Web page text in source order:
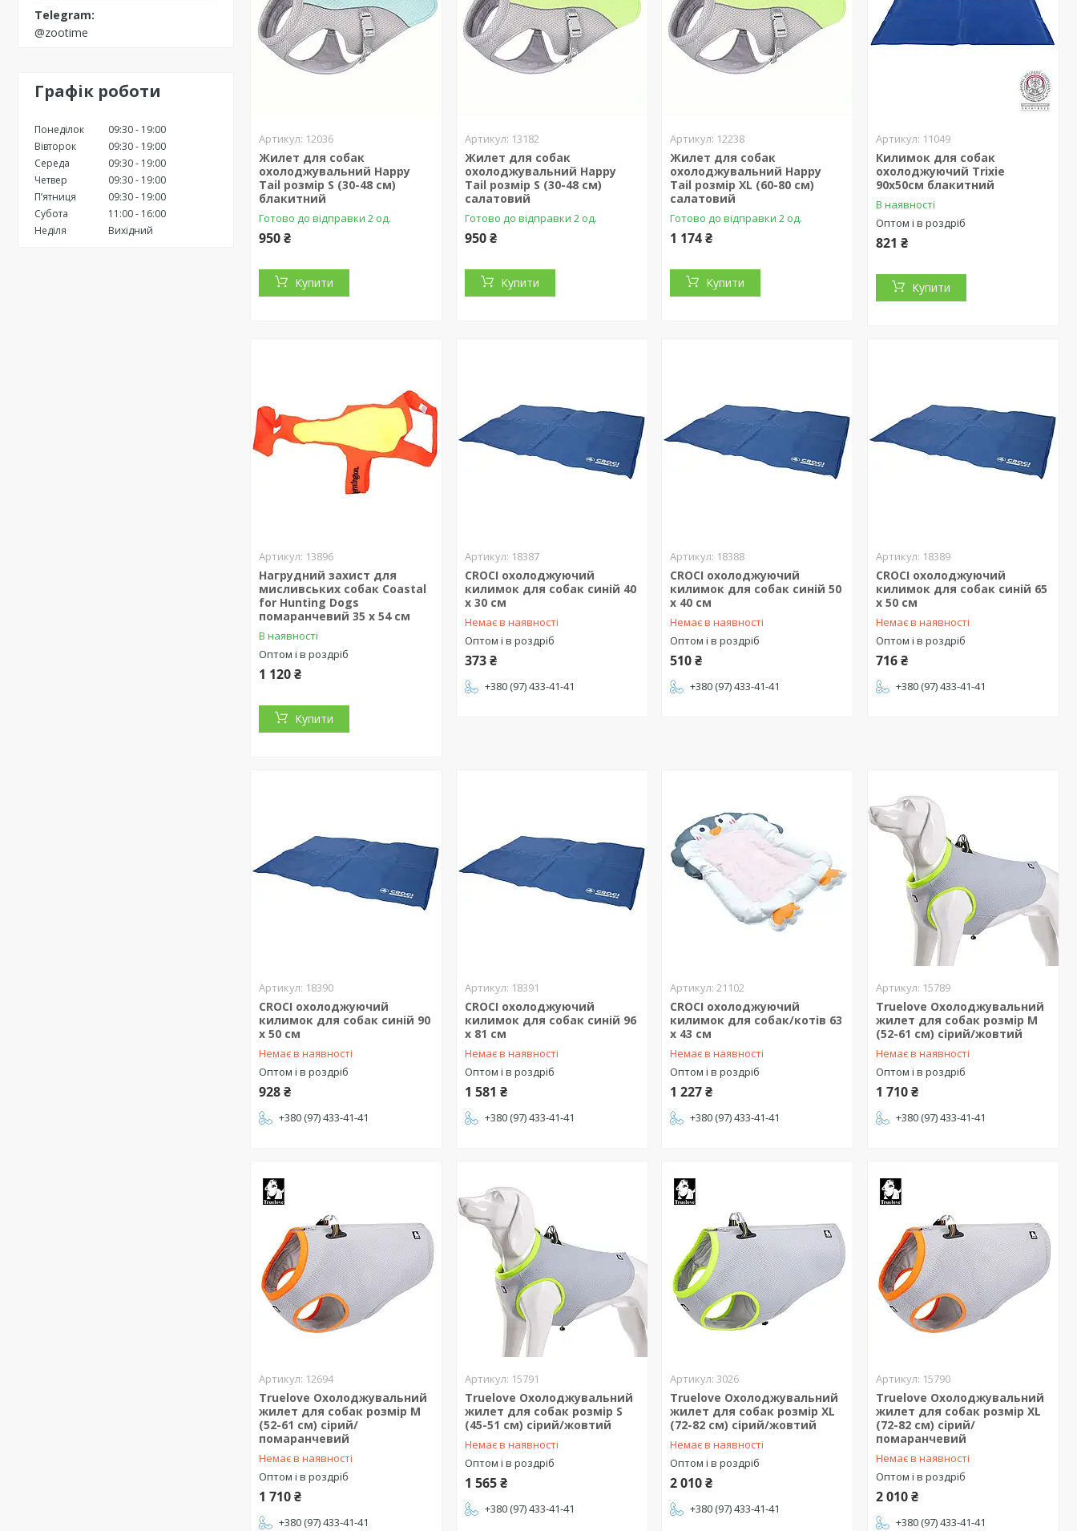
@zootime
Графік роботи
Понеділок 09:30
19:00
Вівторок
09:30
19:00
Середа
09:30
19:00
Четвер
09:30
19:00
Пʼятниця
09:30
19:00
Субота
11:00
16:00
Неділя
Вихідний
12036
Жилет для собак
охолоджувальний Happy
Tail розмір S (30-48 см)
блакитний
Готово до відправки 2 од.
950 ₴
Купити
13182
Жилет для собак
охолоджувальний Happy
Tail розмір S (30-48 см)
салатовий
Готово до відправки 2 од.
950 ₴
Купити
12238
Жилет для собак
охолоджувальний Happy
Tail розмір XL (60-80 см)
салатовий
Готово до відправки 2 од.
1 174 ₴
Купити
11049
Килимок для собак
охолоджуючий Trixie
90х50см блакитний
В наявності
Оптом і в роздріб
821 ₴
Купити
13896
Нагрудний захист для
мисливських собак Coastal
for Hunting Dogs
помаранчевий 35 х 54 см
В наявності
Оптом і в роздріб
1 120 ₴
Купити
18387
CROCI охолоджуючий
килимок для собак синій 40
х 30 см
Немає в наявності
Оптом і в роздріб
373 ₴
+380 (97) 433-41-41
18388
CROCI охолоджуючий
килимок для собак синій 50
х 40 см
Немає в наявності
Оптом і в роздріб
510 ₴
+380 (97) 433-41-41
18389
CROCI охолоджуючий
килимок для собак синій 65
х 50 см
Немає в наявності
Оптом і в роздріб
716 ₴
+380 (97) 433-41-41
18390
CROCI охолоджуючий
килимок для собак синій 90
х 50 см
Немає в наявності
Оптом і в роздріб
928 ₴
+380 (97) 433-41-41
18391
CROCI охолоджуючий
килимок для собак синій 96
х 81 см
Немає в наявності
Оптом і в роздріб
1 581 ₴
+380 (97) 433-41-41
21102
CROCI охолоджуючий
килимок для собак/котів 63
х 43 см
Немає в наявності
Оптом і в роздріб
1 227 ₴
+380 (97) 433-41-41
15789
Truelove Охолоджувальний
жилет для собак розмір M
(52-61 см) сірий/жовтий
Немає в наявності
Оптом і в роздріб
1 710 ₴
+380 (97) 433-41-41
12694
Truelove Охолоджувальний
жилет для собак розмір M
(52-61 см) сірий/
помаранчевий
Немає в наявності
Оптом і в роздріб
1 710 ₴
+380 (97) 433-41-41
15791
Truelove Охолоджувальний
жилет для собак розмір S
(45-51 см) сірий/жовтий
Немає в наявності
Оптом і в роздріб
1 565 ₴
+380 (97) 433-41-41
3026
Truelove Охолоджувальний
жилет для собак розмір XL
(72-82 см) сірий/жовтий
Немає в наявності
Оптом і в роздріб
2 010 ₴
+380 (97) 433-41-41
15790
Truelove Охолоджувальний
жилет для собак розмір XL
(72-82 см) сірий/
помаранчевий
Немає в наявності
Оптом і в роздріб
2 010 ₴
+380 (97) 433-41-41